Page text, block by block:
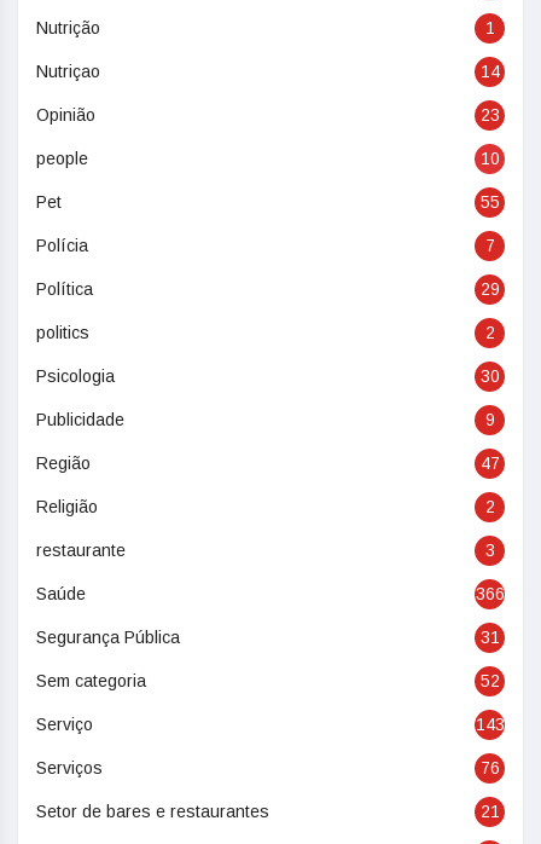
Nutrição 1
Nutriçao 14
Opinião 23
people 10
Pet 55
Polícia 7
Política 29
politics 2
Psicologia 30
Publicidade 9
Região 47
Religião 2
restaurante 3
Saúde 366
Segurança Pública 31
Sem categoria 52
Serviço 143
Serviços 76
Setor de bares e restaurantes 21